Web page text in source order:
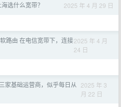
海选什么宽带？ 2025 年 4 月 29 日
路由 在电信宽带下，连接2025 年 4 月
24 日
家基础运营商，似乎每日从 2025 年 3
月 22 日